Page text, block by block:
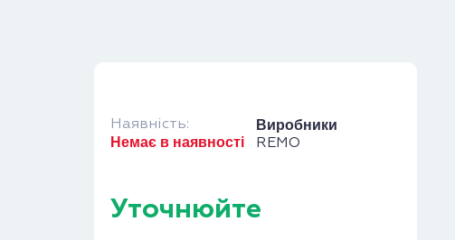
Наявність:
Немає в наявності
Виробники
REMO
Уточнюйте